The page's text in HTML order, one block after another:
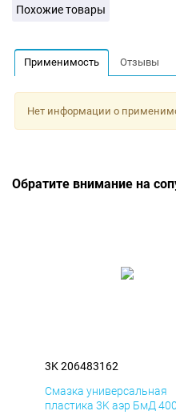
Похожие товары
Применимость Отзывы
Нет информации о
Обратите внимание на
3K 206483162
Смазка универсальная
пластика 3K аэр БмД